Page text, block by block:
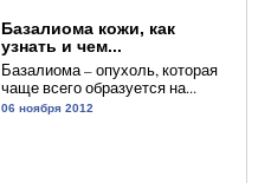
Базалиома кожи, как
узнать и чем...
Базалиома – опухоль, которая
чаще всего образуется на...
06 ноября 2012